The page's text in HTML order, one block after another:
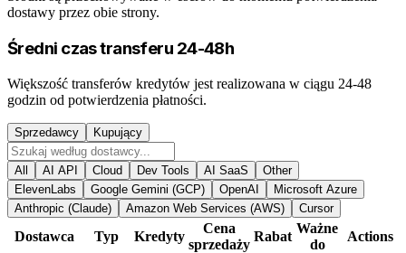
dostawy przez obie strony.
Średni czas transferu 24-48h
Większość transferów kredytów jest realizowana w ciągu 24-48
godzin od potwierdzenia płatności.
Sprzedawcy Kupujący
All AI API Cloud Dev Tools AI SaaS
Other
ElevenLabs
Google Gemini (GCP) OpenAI
Microsoft Azure
Anthropic (Claude)
Amazon Web Services (AWS) Cursor
Dostawca Typ Kredyty
Cena
sprzedaży
Rabat
Ważne
do
Actions